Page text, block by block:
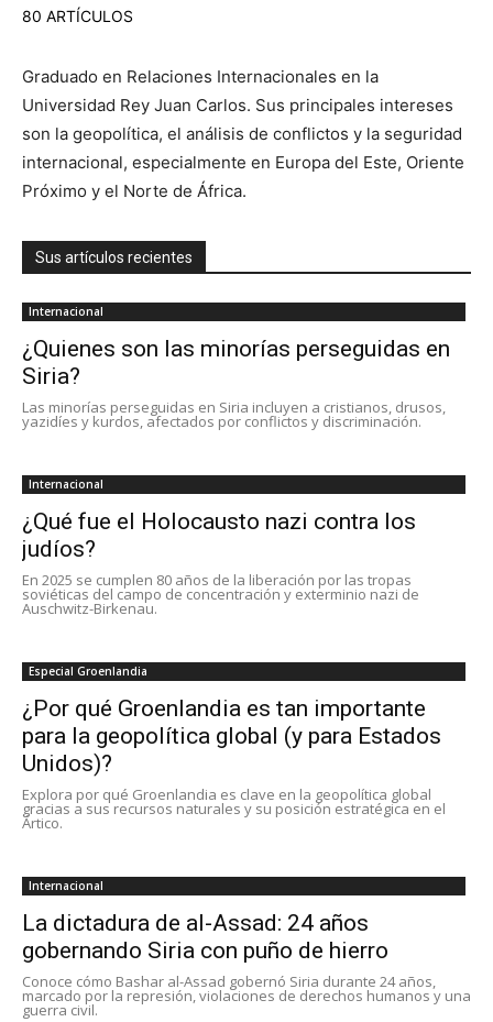
80 ARTÍCULOS
Graduado en Relaciones Internacionales en la
Universidad Rey Juan Carlos. Sus principales intereses
son la geopolítica, el análisis de conflictos y la seguridad
internacional, especialmente en Europa del Este, Oriente
Próximo y el Norte de África.
Sus artículos recientes
Internacional
¿Quienes son las minorías perseguidas en
Siria?
Las minorías perseguidas en Siria incluyen a cristianos, drusos,
yazidíes y kurdos, afectados por conflictos y discriminación.
Internacional
¿Qué fue el Holocausto nazi contra los
judíos?
En 2025 se cumplen 80 años de la liberación por las tropas
soviéticas del campo de concentración y exterminio nazi de
Auschwitz-Birkenau.
Especial Groenlandia
¿Por qué Groenlandia es tan importante
para la geopolítica global (y para Estados
Unidos)?
Explora por qué Groenlandia es clave en la geopolítica global
gracias a sus recursos naturales y su posición estratégica en el
Ártico.
Internacional
La dictadura de al-Assad: 24 años
gobernando Siria con puño de hierro
Conoce cómo Bashar al-Assad gobernó Siria durante 24 años,
marcado por la represión, violaciones de derechos humanos y una
guerra civil.